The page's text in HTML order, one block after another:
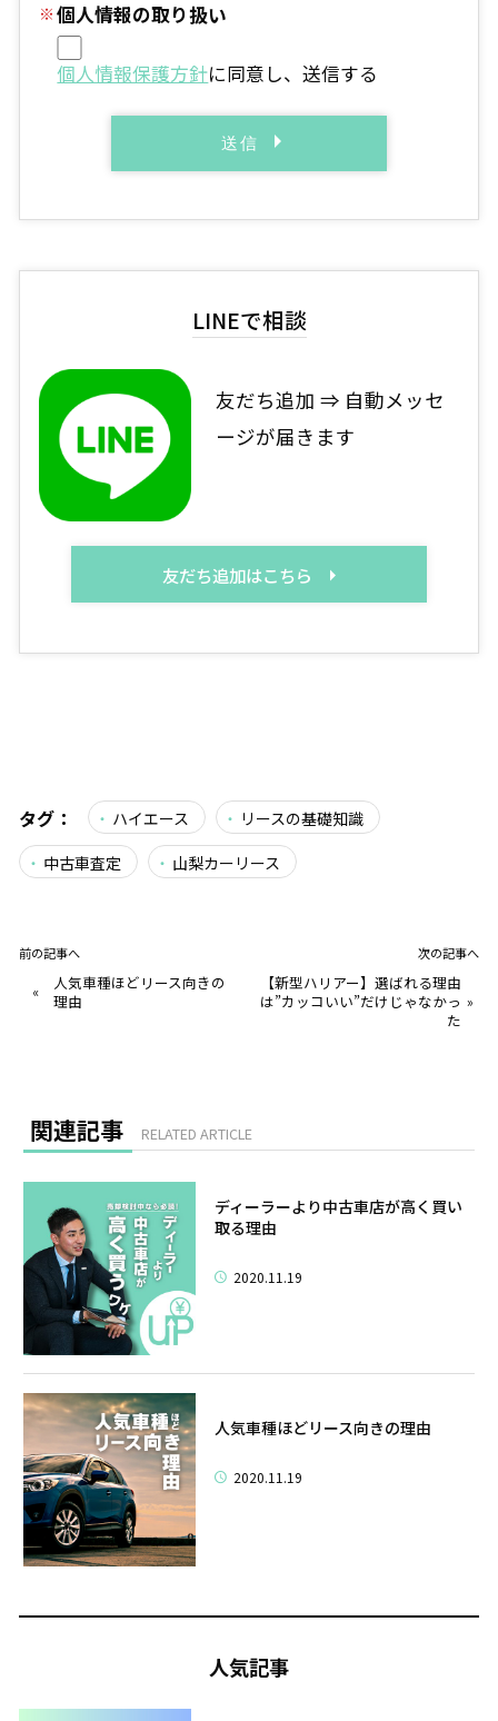
個人情報の取り扱い
個人情報保護方針に同意し、送信する
LINEで相談
友だち追加 ⇒ 自動メッセ
ージが届きます
友だち追加はこちら
タグ： ハイエース
リースの基礎知識
中古車査定
山梨カーリース
前の記事へ
«
人気車種ほどリース向きの
理由
次の記事へ
【新型ハリアー】選ばれる理由
は”カッコいい”だけじゃなかっ
た
»
関連記事 RELATED ARTICLE
ディーラーより中古車店が高く買い
取る理由
2020.11.19
人気車種ほどリース向きの理由
2020.11.19
人気記事